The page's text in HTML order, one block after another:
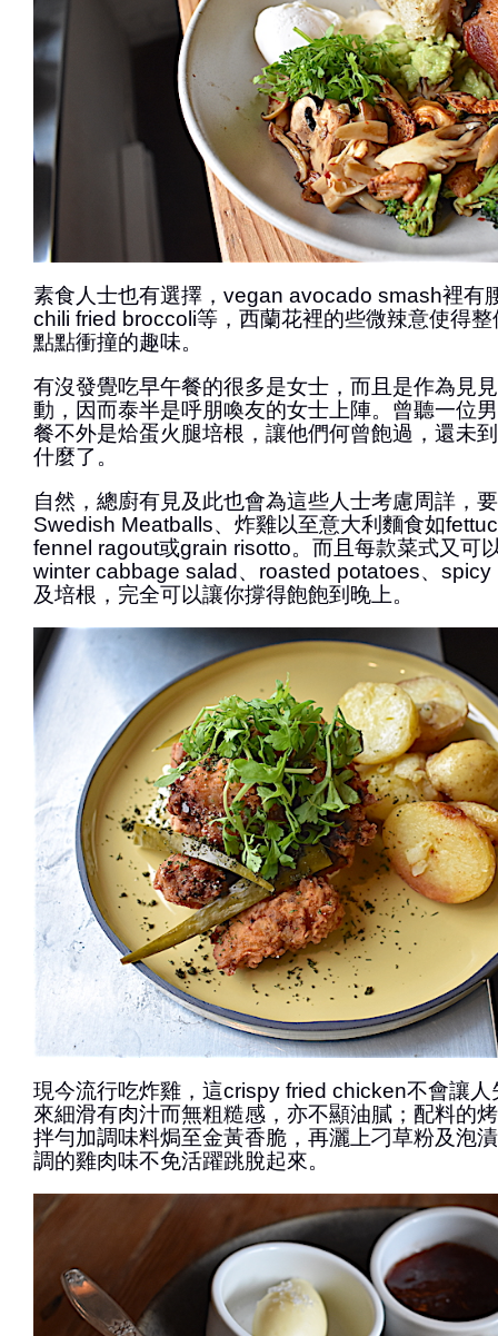
素食人士也有選擇，vegan avocado smash裡有
chili fried broccoli等，西蘭花裡的些微辣意使得
點點衝撞的趣味。
有沒發覺吃早午餐的很多是女士，而且是作為見
動，因而泰半是呼朋喚友的女士上陣。曾聽一位
餐不外是烚蛋火腿培根，讓他們何曾飽過，還未
什麼了。
自然，總廚有見及此也會為這些人士考慮周詳，
Swedish Meatballs、炸雞以至意大利麵食如
fennel ragout或grain risotto。而且每款菜式又可
winter cabbage salad、roasted potatoes、
及培根，完全可以讓你撐得飽飽到晚上。
現今流行吃炸雞，這crispy fried chicken不會讓
來細滑有肉汁而無粗糙感，亦不顯油膩；配料的
拌勻加調味料焗至金黃香脆，再灑上刁草粉及泡
調的雞肉味不免活躍跳脫起來。